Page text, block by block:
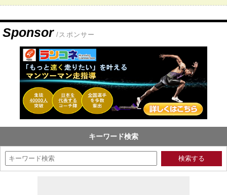
Sponsor /スポンサー
キーワード検索